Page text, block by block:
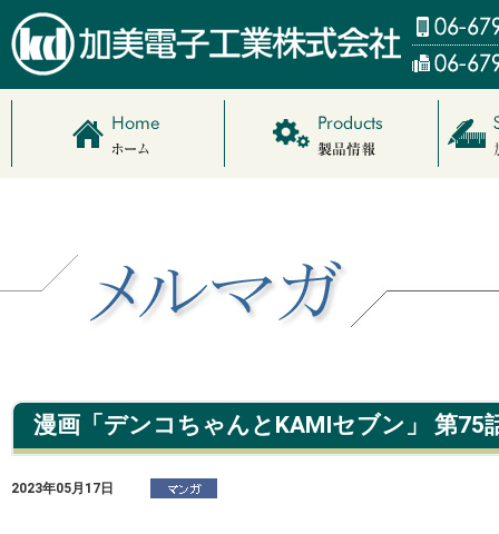
漫画「デンコちゃんとKAMIセブン」 第75
2023年05月17日